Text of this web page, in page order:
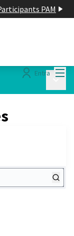
PAM
Entra